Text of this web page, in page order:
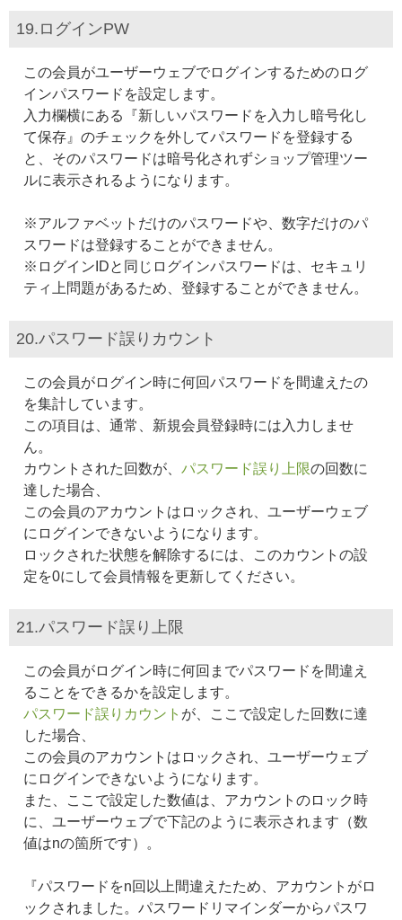
19.ログインPW
この会員がユーザーウェブでログインするためのログ
インパスワードを設定します。
入力欄横にある『新しいパスワードを入力し暗号化し
て保存』のチェックを外してパスワードを登録する
と、そのパスワードは暗号化されずショップ管理ツー
ルに表示されるようになります。
※アルファベットだけのパスワードや、数字だけのパ
スワードは登録することができません。
※ログインIDと同じログインパスワードは、セキュリ
ティ上問題があるため、登録することができません。
20.パスワード誤りカウント
この会員がログイン時に何回パスワードを間違えたの
を集計しています。
この項目は、通常、新規会員登録時には入力しませ
ん。
カウントされた回数が、 パスワード誤り上限の回数に
達した場合、
この会員のアカウントはロックされ、ユーザーウェブ
にログインできないようになります。
ロックされた状態を解除するには、このカウントの設
定を0にして会員情報を更新してください。
21.パスワード誤り上限
この会員がログイン時に何回までパスワードを間違え
ることをできるかを設定します。
パスワード誤りカウント が、ここで設定した回数に達
した場合、
この会員のアカウントはロックされ、ユーザーウェブ
にログインできないようになります。
また、ここで設定した数値は、アカウントのロック時
に、ユーザーウェブで下記のように表示されます（数
値はnの箇所です）。
『パスワードをn回以上間違えたため、アカウントがロ
ックされました。パスワードリマインダーからパスワ